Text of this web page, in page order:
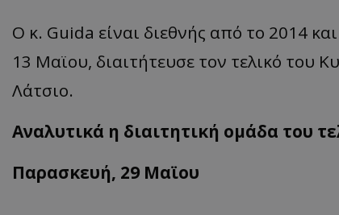
Ο κ. Guida είναι διεθνής από το 2014
13 Μαϊου, διαιτήτευσε τον τελικό του
Λάτσιο.
Αναλυτικά η διαιτητική ομάδα του
Παρασκευή, 29 Μαϊου